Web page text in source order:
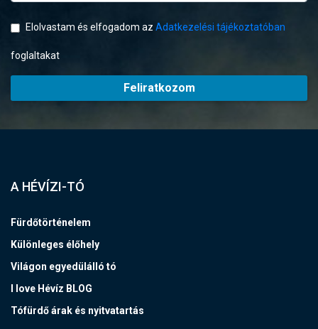
Elolvastam és elfogadom az Adatkezelési tájékoztatóban
foglaltakat
Feliratkozom
A HÉVÍZI-TÓ
Fürdőtörténelem
Különleges élőhely
Világon egyedülálló tó
I love Hévíz BLOG
Tófürdő árak és nyitvatartás